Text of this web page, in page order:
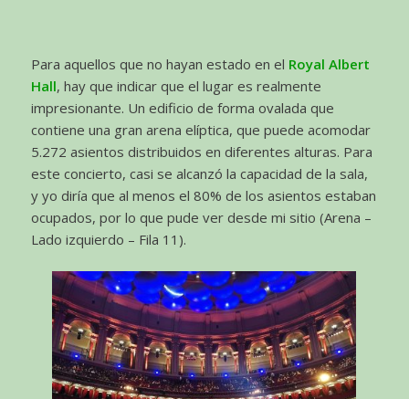
Para aquellos que no hayan estado en el Royal Albert
Hall, hay que indicar que el lugar es realmente
impresionante. Un edificio de forma ovalada que
contiene una gran arena elíptica, que puede acomodar
5.272 asientos distribuidos en diferentes alturas. Para
este concierto, casi se alcanzó la capacidad de la sala,
y yo diría que al menos el 80% de los asientos estaban
ocupados, por lo que pude ver desde mi sitio (Arena –
Lado izquierdo – Fila 11).